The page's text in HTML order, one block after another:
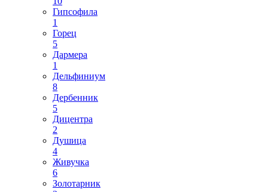
Гипсофила
1
Горец
5
Дармера
1
Дельфиниум
8
Дербенник
5
Дицентра
2
Душица
4
Живучка
6
Золотарник